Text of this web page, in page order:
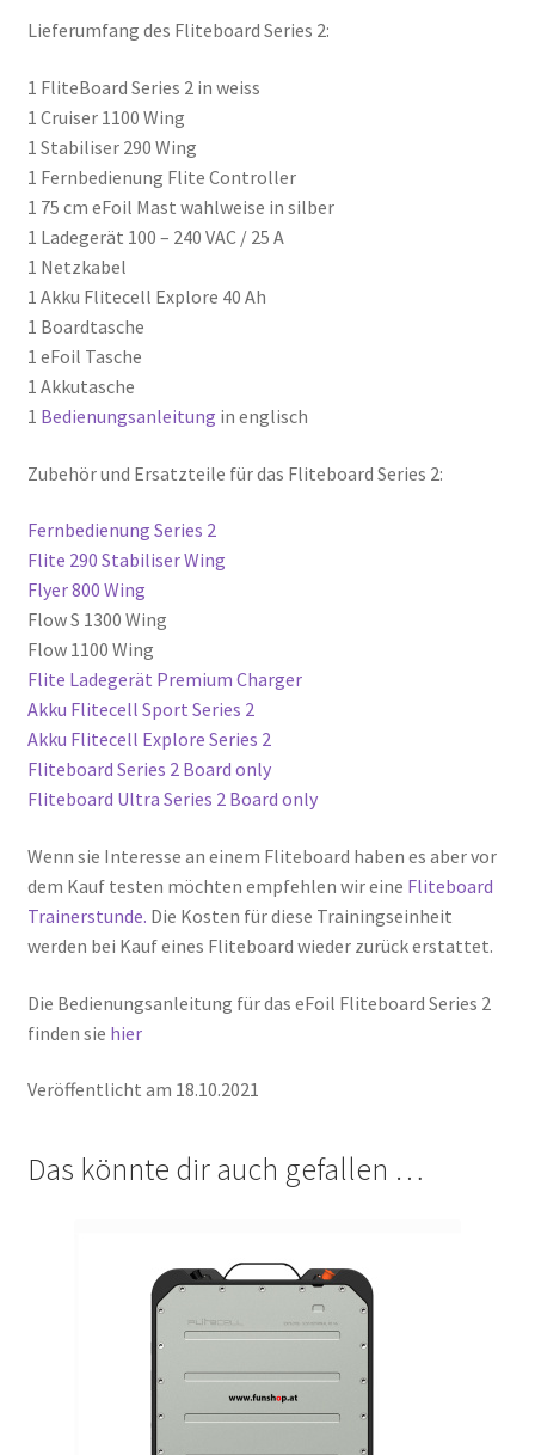
Lieferumfang des Fliteboard Series 2:
1 FliteBoard Series 2 in weiss
1 Cruiser 1100 Wing
1 Stabiliser 290 Wing
1 Fernbedienung Flite Controller
1 75 cm eFoil Mast wahlweise in silber
1 Ladegerät 100 – 240 VAC / 25 A
1 Netzkabel
1 Akku Flitecell Explore 40 Ah
1 Boardtasche
1 eFoil Tasche
1 Akkutasche
1 Bedienungsanleitung in englisch
Zubehör und Ersatzteile für das Fliteboard Series 2:
Fernbedienung Series 2
Flite 290 Stabiliser Wing
Flyer 800 Wing
Flow S 1300 Wing
Flow 1100 Wing
Flite Ladegerät Premium Charger
Akku Flitecell Sport Series 2
Akku Flitecell Explore Series 2
Fliteboard Series 2 Board only
Fliteboard Ultra Series 2 Board only
Wenn sie Interesse an einem Fliteboard haben es aber vor
dem Kauf testen möchten empfehlen wir eine Fliteboard
Trainerstunde. Die Kosten für diese Trainingseinheit
werden bei Kauf eines Fliteboard wieder zurück erstattet.
Die Bedienungsanleitung für das eFoil Fliteboard Series 2
finden sie hier
Veröffentlicht am 18.10.2021
Das könnte dir auch gefallen …